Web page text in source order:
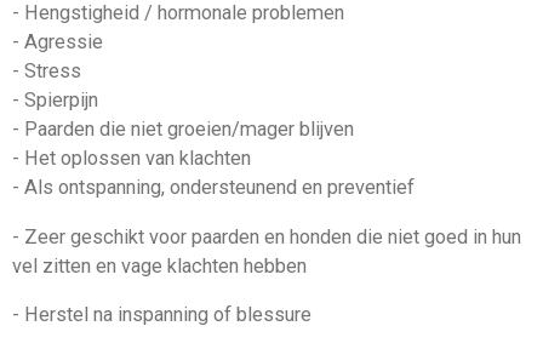
- Hengstigheid / hormonale problemen
- Agressie
- Stress
- Spierpijn
- Paarden die niet groeien/mager blijven
- Het oplossen van klachten
- Als ontspanning, ondersteunend en preventief
- Zeer geschikt voor paarden en honden die niet goed in hun
vel zitten en vage klachten hebben
- Herstel na inspanning of blessure